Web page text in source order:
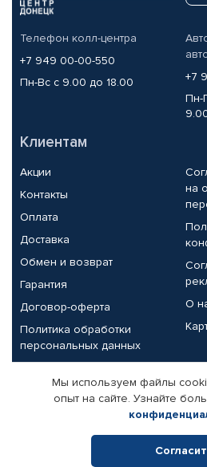
Телефон колл-центра
+7 949 00-00-550
Пн-Вс с 9.00 до 18.00
+7
Пн-
Клиентам
Акции
Контакты
Оплата
Доставка
Обмен и возврат
Гарантия
Договор-оферта
Политика обработки
персональных данных
на
О
Партнерам
Корпоративным клиентам
Поставщикам
Мы используем файлы
опыт на сайте. Узнайте